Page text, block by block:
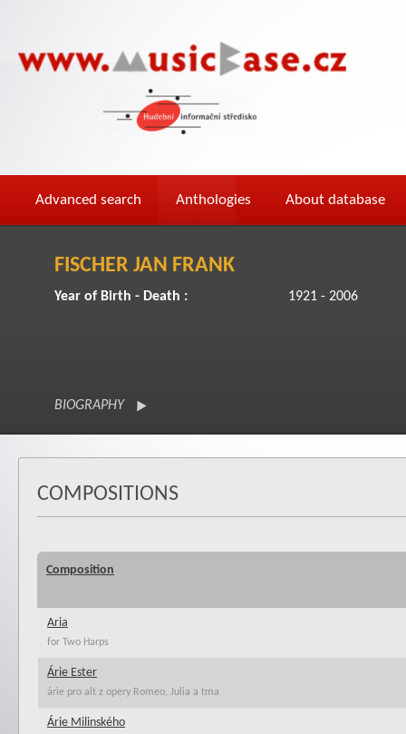
Advanced search Anthologies About database
FISCHER JAN FRANK
Year of Birth - Death : 1921 - 2006
BIOGRAPHY
COMPOSITIONS
Composition
Aria
for Two Harps
Árie Ester
árie pro alt z opery Romeo, Julia a tma
Árie Milinského